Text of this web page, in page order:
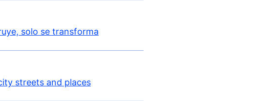
solo se transforma
streets and places